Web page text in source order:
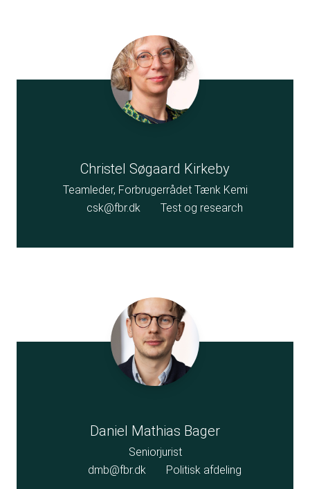
Christel Søgaard Kirkeby
Teamleder, Forbrugerrådet Tænk Kemi
csk@fbr.dk
Test og research
Daniel Mathias Bager
Seniorjurist
dmb@fbr.dk
Politisk afdeling